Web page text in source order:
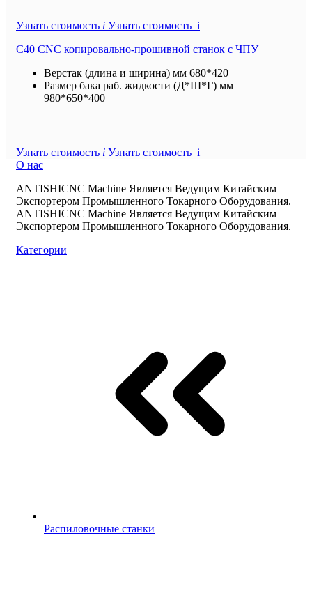
Узнать стоимость i Узнать стоимость i
C40 CNC копировально-прошивной станок с ЧПУ
Верстак (длина и ширина) мм 680*420
Размер бака раб. жидкости (Д*Ш*Г) мм
980*650*400
Узнать стоимость i Узнать стоимость i
О нас
ANTISHICNC Machine Является Ведущим Китайским
Экспортером Промышленного Токарного Оборудования.
ANTISHICNC Machine Является Ведущим Китайским
Экспортером Промышленного Токарного Оборудования.
Категории
Распиловочные станки